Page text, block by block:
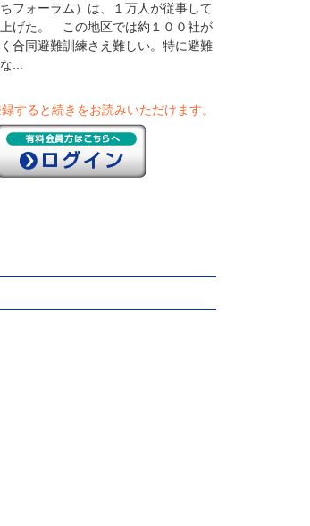
ォーラム）は、１万人が従事して
げた。 この地区では約１００社が
合同避難訓練さえ難しい。特に避難
...
すると続きをお読みいただけます。